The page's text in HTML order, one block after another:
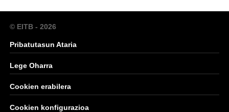
© EITB - 2026
Pribatutasun Ataria
Lege Oharra
Cookien erabilera
Cookien konfigurazioa